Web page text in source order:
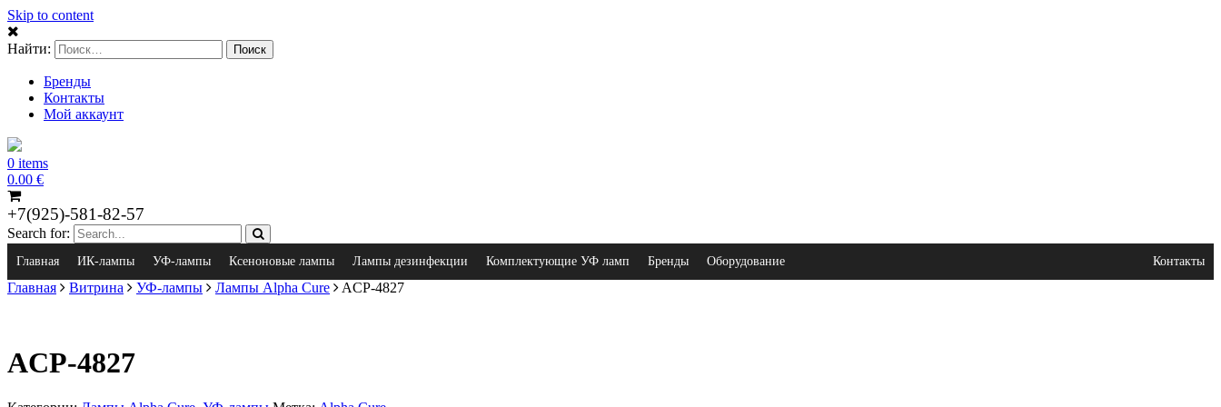
Skip to content
Найти:
Бренды
Контакты
Мой аккаунт
0 items
0.00 €
+7(925)-581-82-57
Search for:
Главная ИК-лампы УФ-лампы Ксеноновые лампы Лампы дезинфекции Комплектующие УФ ламп Бренды Оборудование Контакты
Главная Витрина УФ-лампы Лампы Alpha Cure ACP-4827
ACP-4827